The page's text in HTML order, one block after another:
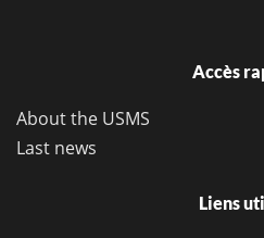
Accès
About the USMS
Last news
Liens